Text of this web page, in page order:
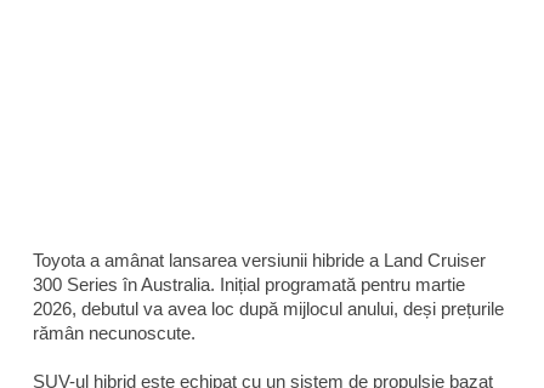
Toyota a amânat lansarea versiunii hibride a Land Cruiser
300 Series în Australia. Inițial programată pentru martie
2026, debutul va avea loc după mijlocul anului, deși prețurile
rămân necunoscute.
SUV-ul hibrid este echipat cu un sistem de propulsie bazat